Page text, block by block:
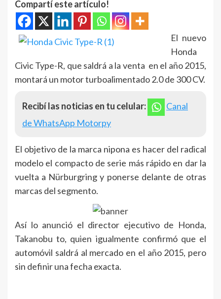
Compartí este artículo!
El nuevo
Honda
Civic Type-R, que saldrá a la venta en el año 2015,
montará un motor turboalimentado 2.0 de 300 CV.
Recibí las noticias en tu celular:
Canal
de WhatsApp Motorpy
El objetivo de la marca nipona es hacer del radical
modelo el compacto de serie más rápido en dar la
vuelta a Nürburgring y ponerse delante de otras
marcas del segmento.
Así lo anunció el director ejecutivo de Honda,
Takanobu to, quien igualmente confirmó que el
automóvil saldrá al mercado en el año 2015, pero
sin definir una fecha exacta.